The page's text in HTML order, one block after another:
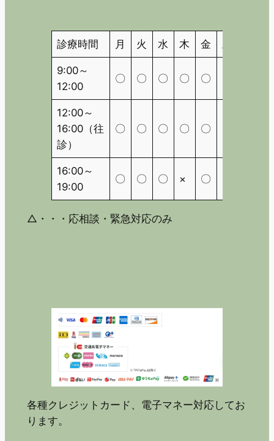
診療時間 月 火 水 木 金 土
9:00～
12:00
〇 〇 〇 〇 〇
12:00～
16:00（往
診）
〇 〇 〇 〇 〇
16:00～
19:00
〇 〇 〇 × 〇
△・・・応相談・緊急対応のみ
各種クレジットカード、電子マネー対応してお
ります。